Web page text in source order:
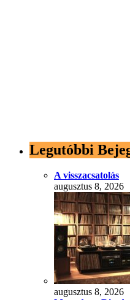
Legutóbbi
A visszacsatolás
augusztus 8, 2026
augusztus 8, 2026